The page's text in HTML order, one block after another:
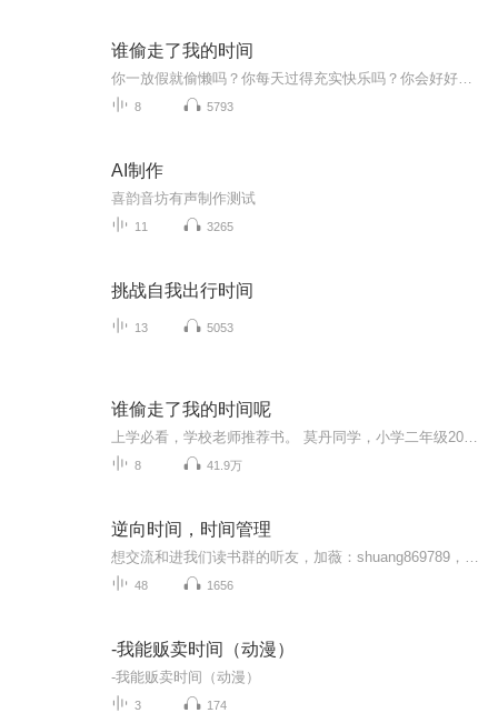
谁偷走了我的时间
8 5793
AI制作
喜韵音坊有声制作测试
11 3265
挑战自我出行时间
13 5053
谁偷走了我的时间呢
8 41.9万
逆向时间，时间管理
48 1656
-我能贩卖时间（动漫）
-我能贩卖时间（动漫）
3 174